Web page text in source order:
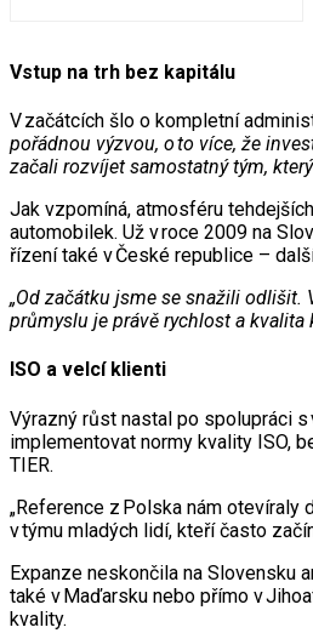
Vstup na trh bez kapitálu
V začátcích šlo o kompletní
pořádnou výzvou, o to více, že
začali rozvíjet samostatný tým,
Jak vzpomíná, atmosféru
automobilek. Už v roce 2009 na
řízení také v České republice –
„Od začátku jsme se snažili
průmyslu je právě rychlost a
ISO a velcí klienti
Výrazný růst nastal po spolupráci
implementovat normy kvality ISO,
TIER.
„Reference z Polska nám otevíraly
v týmu mladých lidí, kteří často
Expanze neskončila na Slovensku
také v Maďarsku nebo přímo v
kvality.